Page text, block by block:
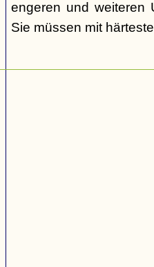
engeren und weiteren
Sie müssen mit